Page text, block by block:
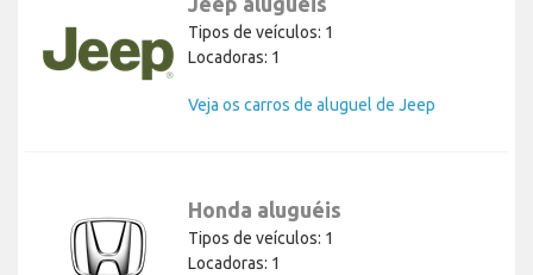
Tipos de veículos: 1
Locadoras: 1
Veja os carros de aluguel de Jeep
Honda aluguéis
Tipos de veículos: 1
Locadoras: 1